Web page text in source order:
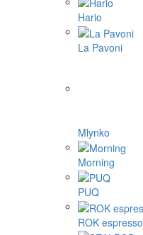
Hario
La Pavoni
Mlynko
Morning
PUQ
ROK espresso